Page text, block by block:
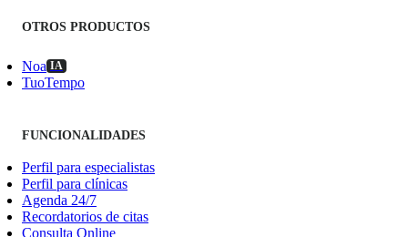
OTROS PRODUCTOS
Noa IA
TuoTempo
FUNCIONALIDADES
Perfil para especialistas
Perfil para clínicas
Agenda 24/7
Recordatorios de citas
Consulta Online